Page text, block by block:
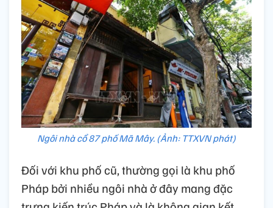
Ngôi nhà cổ 87 phố Mã Mây. (Ảnh: TTXVN phát)
Đối với khu phố cũ, thường gọi là khu phố
Pháp bởi nhiều ngôi nhà ở đây mang đặc